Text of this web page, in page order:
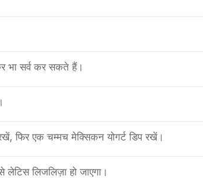
भा सर्व कर सकते हैं।
फिर एक चम्मच मेक्सिकन योगर्ट डिप रखें।
लिजलिज़ा हो जाएगा।